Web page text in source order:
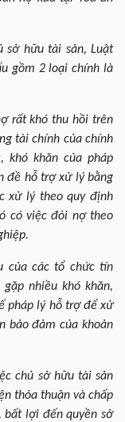
sở hữu tài sản, Luật
gồm 2 loại chính là
rất khó thu hồi trên
tài chính của chính
khó khăn của pháp
đề hỗ trợ xử lý bằng
xử lý theo quy định
có việc đòi nợ theo
của các tổ chức tín
nhiều khó khăn,
pháp lý hỗ trợ để xử
bảo đảm của khoản
chủ sở hữu tài sản
thỏa thuận và chấp
bất lợi đến quyền sở